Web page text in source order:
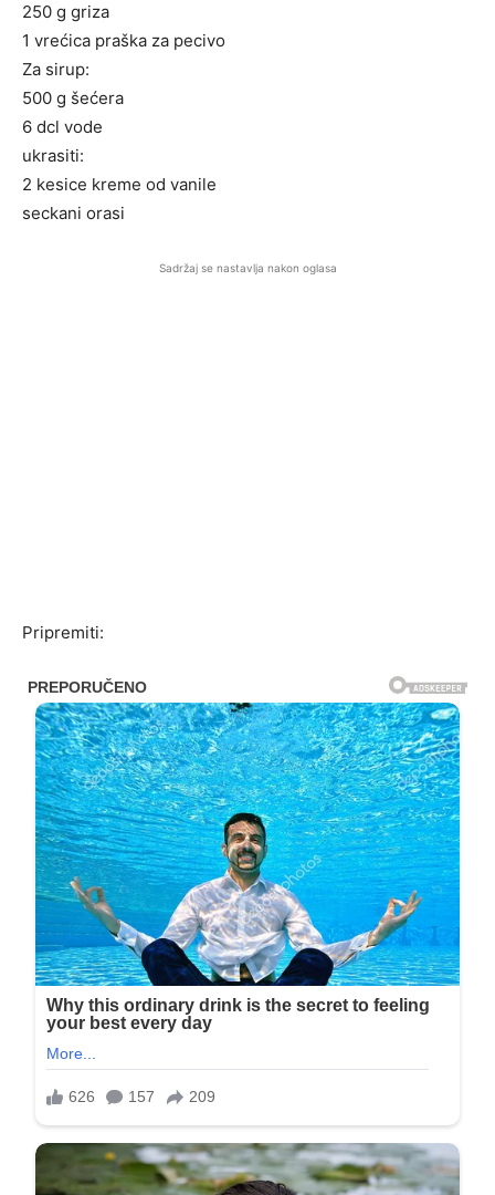
250 g griza
1 vrećica praška za pecivo
Za sirup:
500 g šećera
6 dcl vode
ukrasiti:
2 kesice kreme od vanile
seckani orasi
Sadržaj se nastavlja nakon oglasa
Pripremiti: